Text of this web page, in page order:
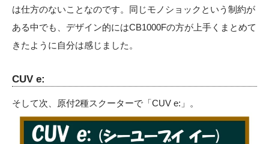
は仕方のないことなのです。同じモノショックという制約が
ある中でも、デザイン的にはCB1000Fの方が上手くまとめて
きたように自分は感じました。
CUV e:
そして次、原付2種スクーターで「CUV e:」。